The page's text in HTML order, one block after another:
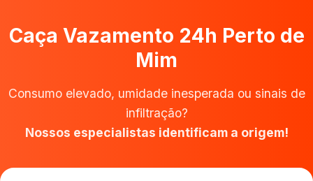
Caça Vazamento 24h Perto de
Mim
Consumo elevado, umidade inesperada ou sinais de
infiltração?
Nossos especialistas identificam a origem!